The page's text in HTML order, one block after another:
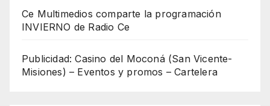
Ce Multimedios comparte la programación
INVIERNO de Radio Ce
Publicidad: Casino del Moconá (San Vicente-
Misiones) – Eventos y promos – Cartelera